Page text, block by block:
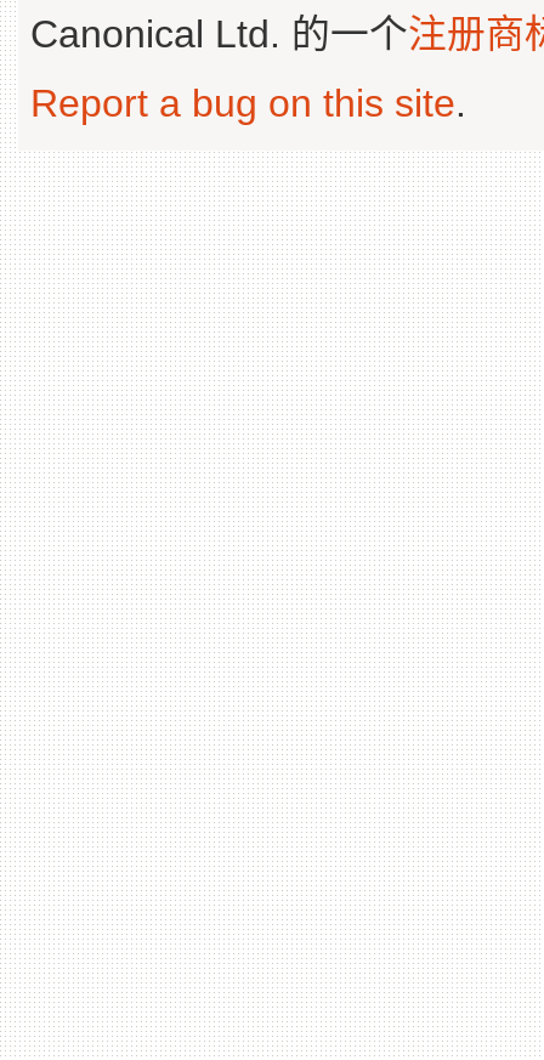
Canonical Ltd. 的一个注册商
Report a bug on this site.